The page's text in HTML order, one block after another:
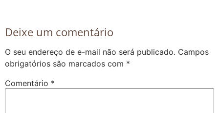
Deixe um comentário
O seu endereço de e-mail não será publicado. Campos
obrigatórios são marcados com *
Comentário *